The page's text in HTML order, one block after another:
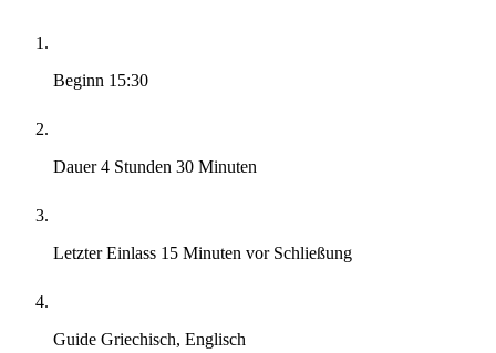
Beginn 15:30
Dauer4 Stunden 30 Minuten
Letzter Einlass 15 Minuten vor Schließung
Guide Griechisch, Englisch